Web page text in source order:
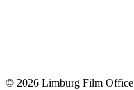
© 2026 Limburg Film Office